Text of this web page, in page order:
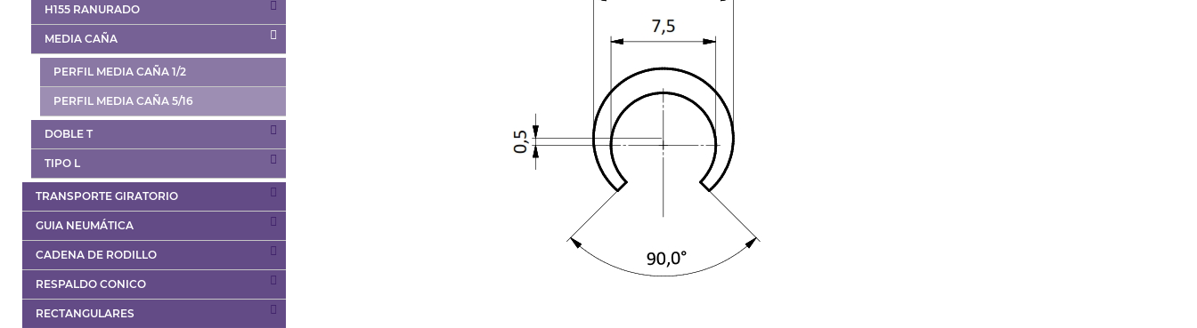
H155 RANURADO
MEDIA CAÑA
PERFIL MEDIA CAÑA 1/2
PERFIL MEDIA CAÑA 5/16
DOBLE T
TIPO L
TRANSPORTE GIRATORIO
GUIA NEUMÁTICA
CADENA DE RODILLO
RESPALDO CONICO
RECTANGULARES